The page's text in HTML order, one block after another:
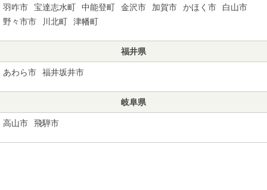
羽咋市 宝達志水町 中能登町 金沢市 加賀市 かほく市
白山市
野々市市
川北町 津幡町
福井県
あわら市 福井坂井市
岐阜県
高山市 飛騨市